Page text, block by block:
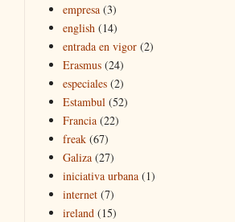
empresa (3)
english (14)
entrada en vigor (2)
Erasmus (24)
especiales (2)
Estambul (52)
Francia (22)
freak (67)
Galiza (27)
iniciativa urbana (1)
internet (7)
ireland (15)